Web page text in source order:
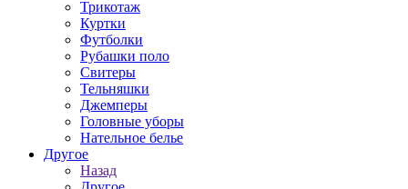
Трикотаж
Куртки
Футболки
Рубашки поло
Свитеры
Тельняшки
Джемперы
Головные уборы
Нательное белье
Другое
Назад